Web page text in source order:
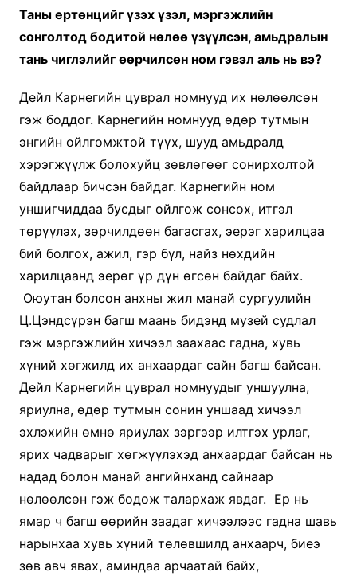
Таны ертөнцийг үзэх үзэл, мэргэжлийн
сонголтод бодитой нөлөө үзүүлсэн, амьдралын
тань чиглэлийг өөрчилсөн ном гэвэл аль нь вэ?
Дейл Карнегийн цуврал номнууд их нөлөөлсөн
гэж боддог. Карнегийн номнууд өдөр тутмын
энгийн ойлгомжтой түүх, шууд амьдралд
хэрэгжүүлж болохуйц зөвлөгөөг сонирхолтой
байдлаар бичсэн байдаг. Карнегийн ном
уншигчиддаа бусдыг ойлгож сонсох, итгэл
төрүүлэх, зөрчилдөөн багасгах, эерэг харилцаа
бий болгох, ажил, гэр бүл, найз нөхдийн
харилцаанд эерөг үр дүн өгсөн байдаг байх.
Оюутан болсон анхны жил манай сургуулийн
Ц.Цэндсүрэн багш маань бидэнд музей судлал
гэж мэргэжлийн хичээл заахаас гадна, хувь
хүний хөгжилд их анхаардаг сайн багш байсан.
Дейл Карнегийн цуврал номнуудыг уншуулна,
яриулна, өдөр тутмын сонин уншаад хичээл
эхлэхийн өмнө яриулах зэргээр илтгэх урлаг,
ярих чадварыг хөгжүүлэхэд анхаардаг байсан нь
надад болон манай ангийнханд сайнаар
нөлөөлсөн гэж бодож талархаж явдаг. Ер нь
ямар ч багш өөрийн заадаг хичээлээс гадна шавь
нарынхаа хувь хүний төлөвшилд анхаарч, биеэ
зөв авч явах, аминдаа арчаатай байх,